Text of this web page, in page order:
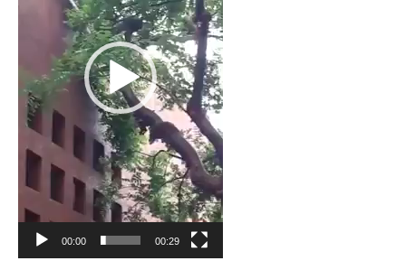
00:00 00:29